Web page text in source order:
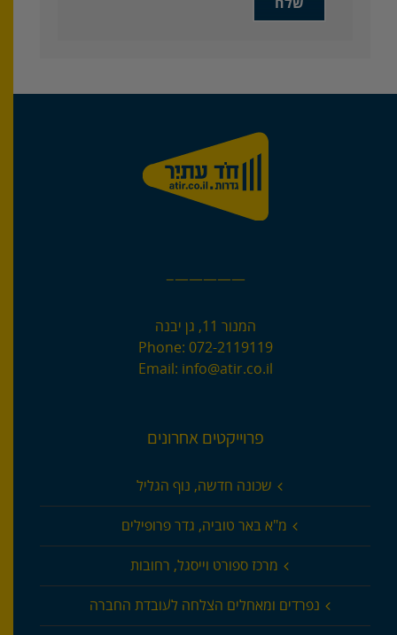
—————–
המנור 11, גן יבנה
Phone: 072-2119119
Email: info@atir.co.il
פרוייקטים אחרונים
שכונה חדשה, נוף הגליל
מ"א באר טוביה, גדר פרופילים
מרכז ספורט וייסגל, רחובות
נפרדים ומאחלים הצלחה לעובדת החברה